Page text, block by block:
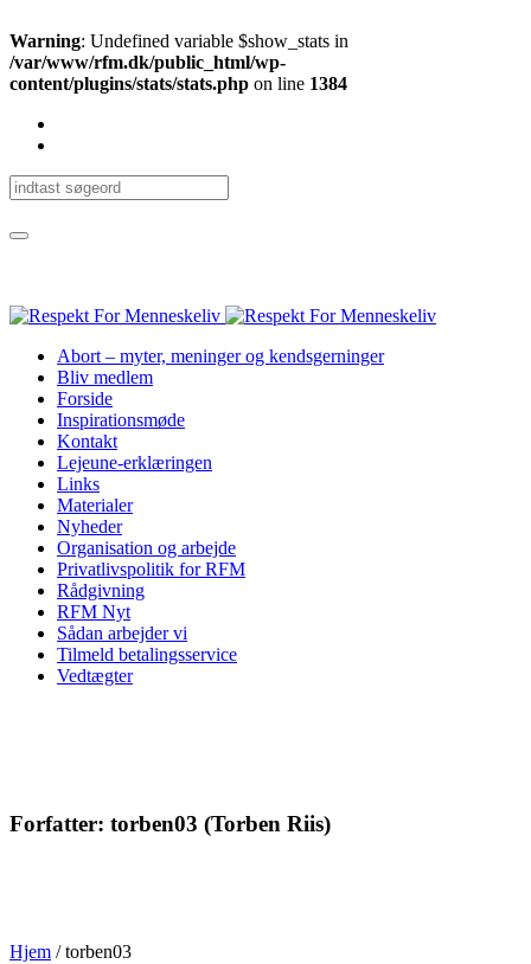
Warning: Undefined variable $show_stats in
/var/www/rfm.dk/public_html/wp-
content/plugins/stats/stats.php on line 1384
Abort – myter, meninger og kendsgerninger
Bliv medlem
Forside
Inspirationsmøde
Kontakt
Lejeune-erklæringen
Links
Materialer
Nyheder
Organisation og arbejde
Privatlivspolitik for RFM
Rådgivning
RFM Nyt
Sådan arbejder vi
Tilmeld betalingsservice
Vedtægter
Forfatter: torben03 (Torben Riis)
Hjem /torben03